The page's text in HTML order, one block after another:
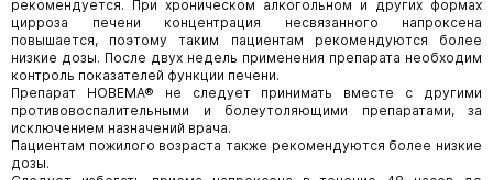
рекомендуется. При хроническом алкогольном и других формах
цирроза печени концентрация несвязанного напроксена
повышается, поэтому таким пациентам рекомендуются более
низкие дозы. После двух недель применения препарата необходим
контроль показателей функции печени.
Препарат НОВЕМА® не следует принимать вместе с другими
противовоспалительными и болеутоляющими препаратами, за
исключением назначений врача.
Пациентам пожилого возраста также рекомендуются более низкие
дозы.